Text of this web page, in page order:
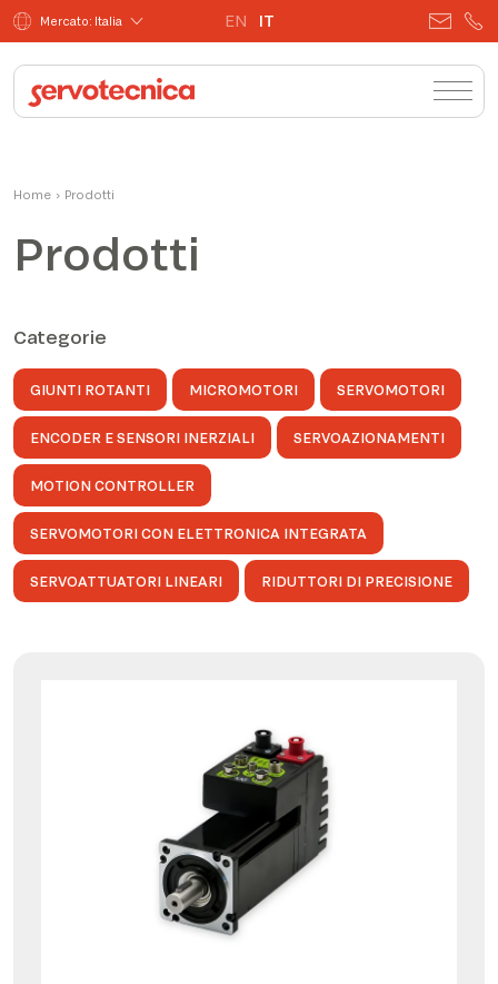
Mercato: Italia EN IT
Home › Prodotti
Prodotti
Categorie
GIUNTI ROTANTI MICROMOTORI SERVOMOTORI
ENCODER E SENSORI INERZIALI SERVOAZIONAMENTI
MOTION CONTROLLER
SERVOMOTORI CON ELETTRONICA INTEGRATA
SERVOATTUATORI LINEARI RIDUTTORI DI PRECISIONE